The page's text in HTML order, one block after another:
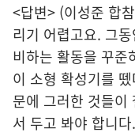
<답변> (이성준 합
리기 어렵고요. 그
비하는 활동을 꾸준
이 소형 확성기를
문에 그러한 것들이
서 두고 봐야 합니다.